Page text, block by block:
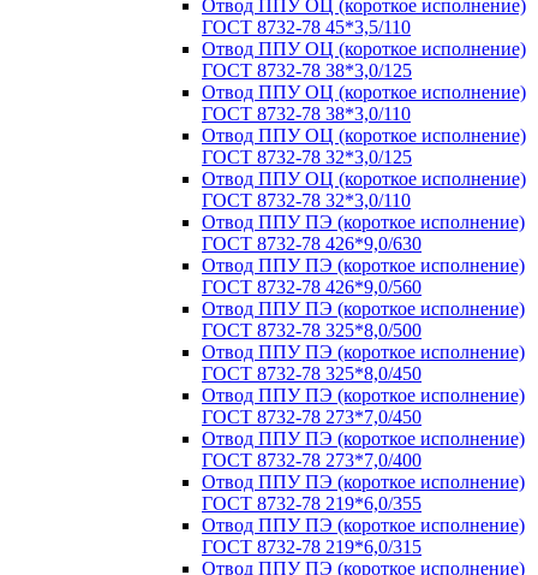
Отвод ППУ ОЦ (короткое исполнение)
ГОСТ 8732-78 45*3,5/110
Отвод ППУ ОЦ (короткое исполнение)
ГОСТ 8732-78 38*3,0/125
Отвод ППУ ОЦ (короткое исполнение)
ГОСТ 8732-78 38*3,0/110
Отвод ППУ ОЦ (короткое исполнение)
ГОСТ 8732-78 32*3,0/125
Отвод ППУ ОЦ (короткое исполнение)
ГОСТ 8732-78 32*3,0/110
Отвод ППУ ПЭ (короткое исполнение)
ГОСТ 8732-78 426*9,0/630
Отвод ППУ ПЭ (короткое исполнение)
ГОСТ 8732-78 426*9,0/560
Отвод ППУ ПЭ (короткое исполнение)
ГОСТ 8732-78 325*8,0/500
Отвод ППУ ПЭ (короткое исполнение)
ГОСТ 8732-78 325*8,0/450
Отвод ППУ ПЭ (короткое исполнение)
ГОСТ 8732-78 273*7,0/450
Отвод ППУ ПЭ (короткое исполнение)
ГОСТ 8732-78 273*7,0/400
Отвод ППУ ПЭ (короткое исполнение)
ГОСТ 8732-78 219*6,0/355
Отвод ППУ ПЭ (короткое исполнение)
ГОСТ 8732-78 219*6,0/315
Отвод ППУ ПЭ (короткое исполнение)